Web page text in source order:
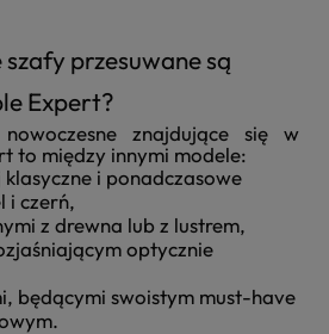
przesuwane są
Expert?
nowoczesne znajdujące się w
to między innymi modele:
i ponadczasowe
i czerń,
z drewna lub z lustrem,
optycznie
będącymi swoistym must-have